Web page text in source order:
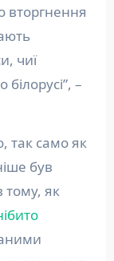
вторгнення
чиї
–
так само як
був
тому, як